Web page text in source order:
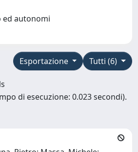
ed autonomi
Tutti (6)
Esportazione
di esecuzione: 0.023 secondi).